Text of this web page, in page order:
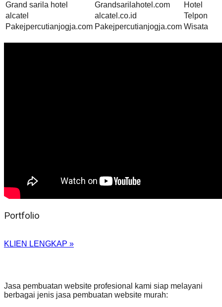
Grand sarila hotel
Grandsarilahotel.com
Hotel
alcatel
alcatel.co.id
Telpon
Pakejpercutianjogja.com Pakejpercutianjogja.com Wisata
Portfolio
KLIEN LENGKAP »
Jasa pembuatan website profesional kami siap melayani
berbagai jenis jasa pembuatan website murah: